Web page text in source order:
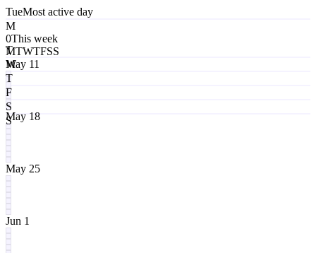
TueMost active day
M
T
W
T
F
S
S
0This week
MTWTFSS
May 11
May 18
May 25
Jun 1